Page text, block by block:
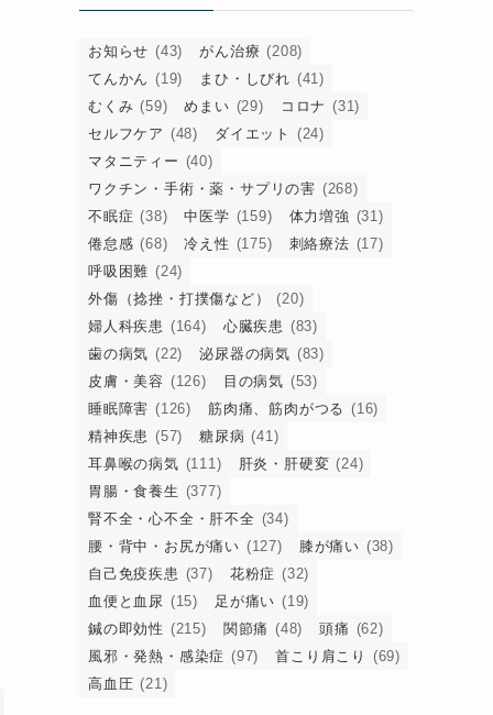
お知らせ (43) がん治療 (208)
てんかん (19) まひ・しびれ (41)
むくみ (59) めまい (29) コロナ (31)
セルフケア (48) ダイエット
(24)
マタニティー (40)
ワクチン・手術・薬・サプリの害 (268)
不眠症 (38) 中医学 (159) 体力増強 (31)
倦怠感 (68) 冷え性 (175) 刺絡療法 (17)
呼吸困難 (24)
外傷（捻挫・打撲傷など）
(20)
婦人科疾患 (164) 心臓疾患 (83)
歯の病気 (22) 泌尿器の病気 (83)
皮膚・美容 (126) 目の病気 (53)
睡眠障害 (126) 筋肉痛、筋肉がつる (16)
精神疾患 (57) 糖尿病 (41)
耳鼻喉の病気 (111) 肝炎・肝硬変 (24)
胃腸・食養生 (377)
腎不全・心不全・肝不全 (34)
腰・背中・お尻が痛い (127) 膝が痛い (38)
自己免疫疾患 (37) 花粉症 (32)
血便と血尿 (15) 足が痛い (19)
鍼の即効性 (215) 関節痛 (48) 頭痛 (62)
風邪・発熱・感染症 (97) 首こり肩こり
(69)
高血圧 (21)